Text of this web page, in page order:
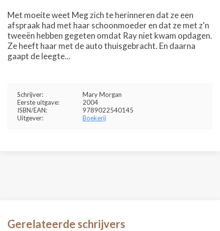
Met moeite weet Meg zich te herinneren dat ze een
afspraak had met haar schoonmoeder en dat ze met z'n
tweeën hebben gegeten omdat Ray niet kwam opdagen.
Ze heeft haar met de auto thuisgebracht. En daarna
gaapt de leegte...
Schrijver:
Mary Morgan
Eerste uitgave:
2004
ISBN/EAN:
9789022540145
Uitgever:
Boekerij
Gerelateerde schrijvers